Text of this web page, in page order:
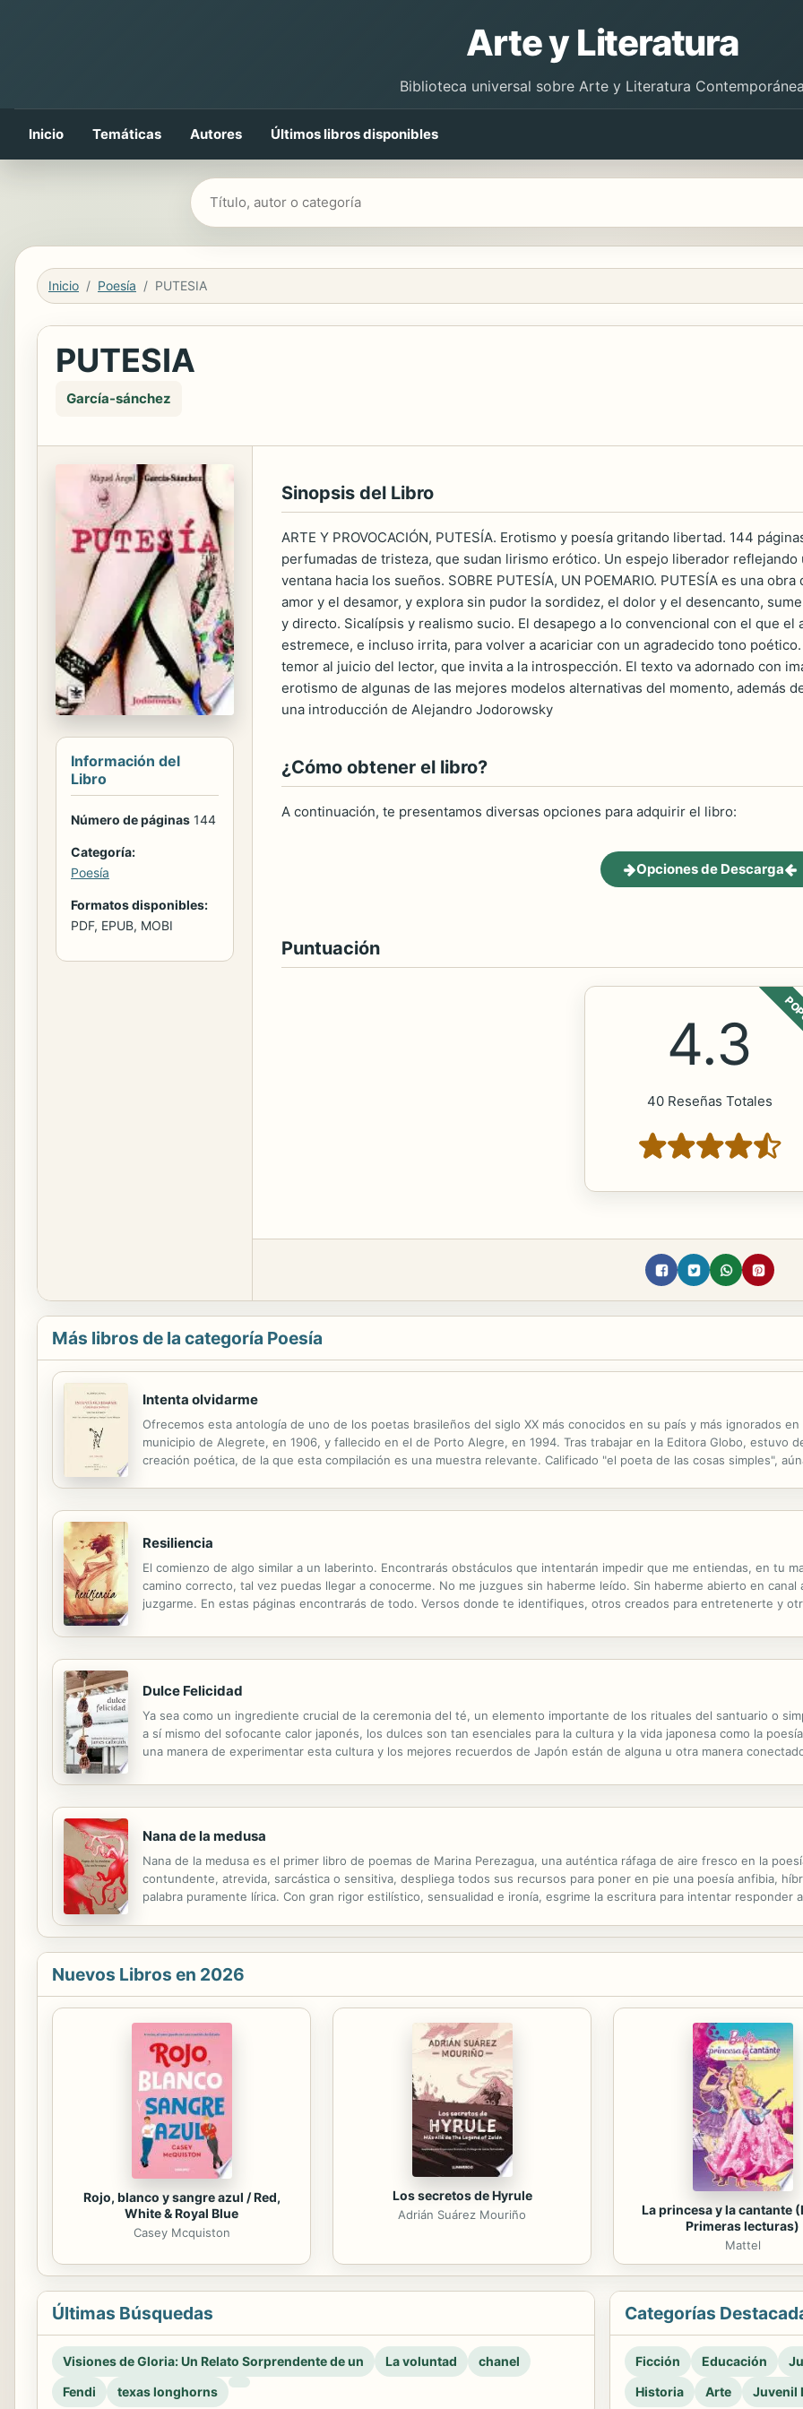
Arte y Literatura
Biblioteca universal sobre Arte y Literatura
Inicio Temáticas Autores Últimos libros disponibles
Buscar libros
Inicio Poesía PUTESIA
PUTESIA
García-sánchez
Información del
Libro
Número de páginas 144
Categoría:
Poesía
Formatos disponibles:
PDF, EPUB, MOBI
Sinopsis del Libro
ARTE Y PROVOCACIÓN, PUTESÍA. Erotismo y poesía gritando libertad. 144
perfumadas de tristeza, que sudan lirismo erótico. Un espejo liberador
ventana hacia los sueños. SOBRE PUTESÍA, UN POEMARIO. PUTESÍA es una
amor y el desamor, y explora sin pudor la sordidez, el dolor y el desencanto,
y directo. Sicalípsis y realismo sucio. El desapego a lo convencional con el que el
estremece, e incluso irrita, para volver a acariciar con un agradecido tono
temor al juicio del lector, que invita a la introspección. El texto va adornado con
erotismo de algunas de las mejores modelos alternativas del momento, además
una introducción de Alejandro Jodorowsky
¿Cómo obtener el libro?
A continuación, te presentamos diversas opciones para adquirir el libro:
Opciones de Descarga
Puntuación
4.3
40 Reseñas Totales
Más libros de la categoría Poesía
Intenta olvidarme
Ofrecemos esta antología de uno de los poetas brasileños del siglo XX más conocidos en su país y más ignorados
municipio de Alegrete, en 1906, y fallecido en el de Porto Alegre, en 1994. Tras trabajar en la Editora Globo, estuvo
creación poética, de la que esta compilación es una muestra relevante. Calificado "el poeta de las cosas simples",
Resiliencia
El comienzo de algo similar a un laberinto. Encontrarás obstáculos que intentarán impedir que me entiendas, en tu
camino correcto, tal vez puedas llegar a conocerme. No me juzgues sin haberme leído. Sin haberme abierto en
juzgarme. En estas páginas encontrarás de todo. Versos donde te identifiques, otros creados para entretenerte y
Dulce Felicidad
Ya sea como un ingrediente crucial de la ceremonia del té, un elemento importante de los rituales del santuario o
a sí mismo del sofocante calor japonés, los dulces son tan esenciales para la cultura y la vida japonesa como la
una manera de experimentar esta cultura y los mejores recuerdos de Japón están de alguna u otra manera
Nana de la medusa
Nana de la medusa es el primer libro de poemas de Marina Perezagua, una auténtica ráfaga de aire fresco en la
contundente, atrevida, sarcástica o sensitiva, despliega todos sus recursos para poner en pie una poesía anfibia,
palabra puramente lírica. Con gran rigor estilístico, sensualidad e ironía, esgrime la escritura para intentar responder
Nuevos Libros en 2026
Rojo, blanco y sangre azul / Red,
White & Royal Blue
Casey Mcquiston
Los secretos de Hyrule
Adrián Suárez Mouriño
La princesa y la cantante
Primeras lecturas)
Mattel
Últimas Búsquedas
Visiones de Gloria: Un Relato Sorprendente de un La voluntad
chanel
Fendi
texas longhorns
Categorías
Ficción Educación
Historia
Arte Juvenil